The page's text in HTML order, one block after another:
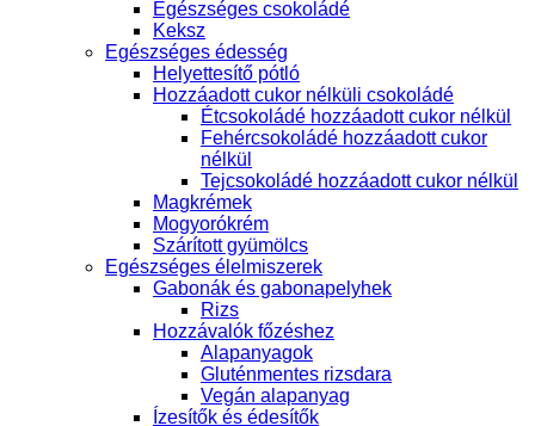
Egészséges csokoládé
Keksz
Egészséges édesség
Helyettesítő pótló
Hozzáadott cukor nélküli csokoládé
Étcsokoládé hozzáadott cukor nélkül
Fehércsokoládé hozzáadott cukor
nélkül
Tejcsokoládé hozzáadott cukor nélkül
Magkrémek
Mogyorókrém
Szárított gyümölcs
Egészséges élelmiszerek
Gabonák és gabonapelyhek
Rizs
Hozzávalók főzéshez
Alapanyagok
Gluténmentes rizsdara
Vegán alapanyag
Ízesítők és édesítők